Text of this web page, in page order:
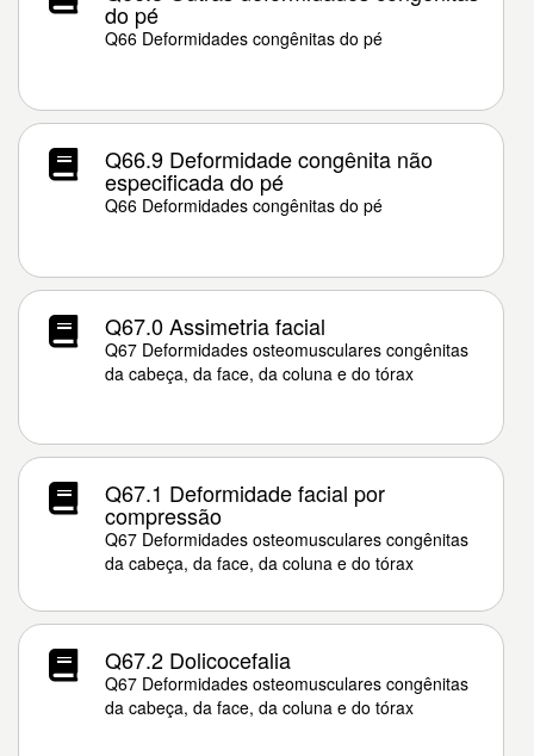
do pé
Q66 Deformidades congênitas do pé
Q66.9 Deformidade congênita não
especificada do pé
Q66 Deformidades congênitas do pé
Q67.0 Assimetria facial
Q67 Deformidades osteomusculares congênitas
da cabeça, da face, da coluna e do tórax
Q67.1 Deformidade facial por
compressão
Q67 Deformidades osteomusculares congênitas
da cabeça, da face, da coluna e do tórax
Q67.2 Dolicocefalia
Q67 Deformidades osteomusculares congênitas
da cabeça, da face, da coluna e do tórax